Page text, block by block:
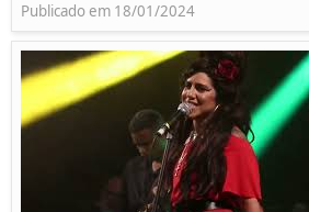
Publicado em 18/01/2024